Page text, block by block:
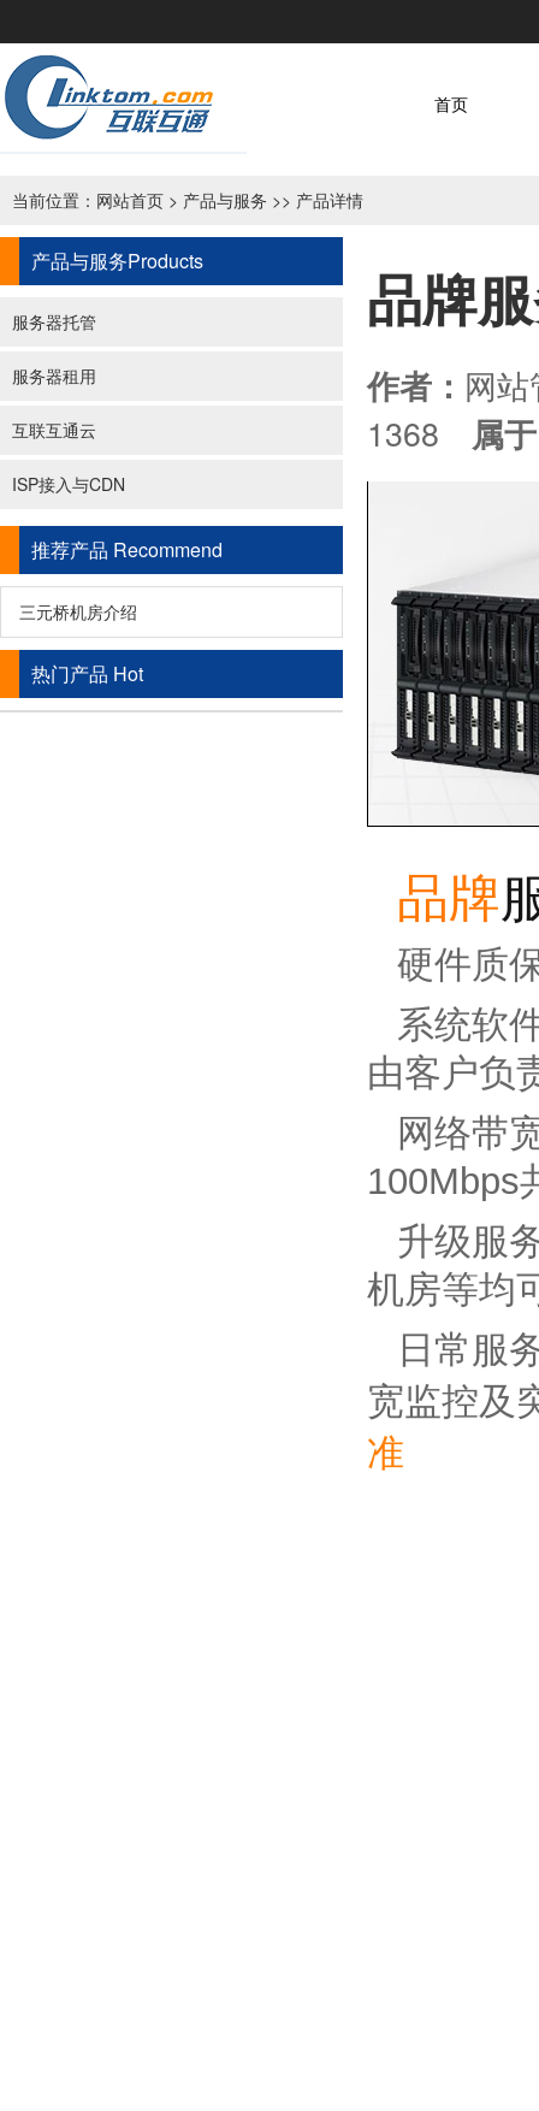
首页
当前位置： 网站首页 > 产品与服务 >> 产品详情
产品与服务Products
服务器托管
服务器租用
互联互通云
ISP接入与CDN
推荐产品 Recommend
三元桥机房介绍
热门产品 Hot
品牌
作者： 网
1368 属
品牌
硬件质
系统软
由客户负
网络带
100Mbps
升级服
机房等均
日常服
宽监控及
准